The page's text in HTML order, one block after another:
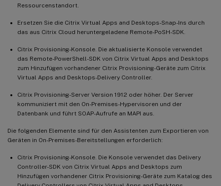
Ressourcenstandort.
Ersetzen Sie die Citrix Virtual Apps and Desktops-Snap-Ins durch
das aus Citrix Cloud heruntergeladene Remote-PoSH-SDK.
Citrix Provisioning-Konsole. Die aktualisierte Konsole verwendet
das Remote-PowerShell-SDK von Citrix Virtual Apps and Desktops
zum Hinzufügen vorhandener Citrix Provisioning-Geräte zum Citrix
Virtual Apps and Desktops-Delivery Controller.
Citrix Provisioning-Server Version 1912 oder höher. Der Server
kommuniziert mit den On-Premises-Hypervisoren und der
Datenbank und führt SOAP-Aufrufe an MAPI aus.
Die folgenden Elemente sind für den Assistenten zum Exportieren von
Geräten in On-Premises-Bereitstellungen erforderlich:
Citrix Provisioning-Konsole. Die Konsole verwendet das Delivery
Controller-SDK von Citrix Virtual Apps and Desktops zum
Hinzufügen vorhandener Citrix Provisioning-Geräte zum Katalog des